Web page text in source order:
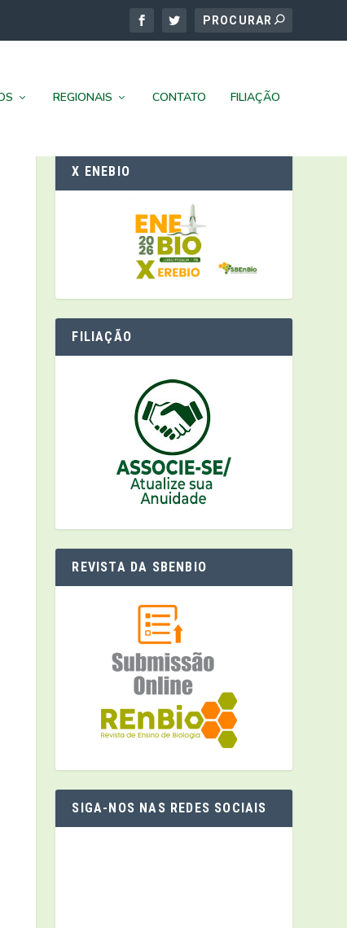
REGIONAIS CONTATO FILIAÇÃO
X ENEBIO
FILIAÇÃO
REVISTA DA SBENBIO
SIGA-NOS NAS REDES SOCIAIS